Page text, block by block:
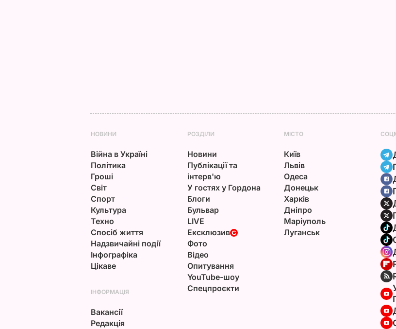
НОВИНИ
Війна в Україні
Політика
Гроші
Світ
Спорт
Культура
Техно
Спосіб життя
Надзвичайні події
Інфографіка
Цікаве
РОЗДІЛИ
Новини
Публікації та
інтерв'ю
У гостях у Гордона
Блоги
Бульвар
LIVE
Ексклюзив
Фото
Відео
Опитування
YouTube-шоу
Спецпроєкти
МІСТО
Київ
Львів
Одеса
Донецьк
Харків
Дніпро
Маріуполь
Луганськ
ІНФОРМАЦІЯ
Вакансії
Редакція